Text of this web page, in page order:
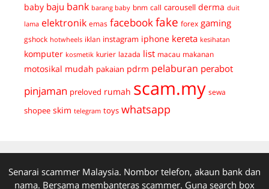
baby baju bank barang baby bnm call carousell derma duit
lama elektronik emas facebookfake forex gaming
gshock hotwheels iklan instagram iphone kereta kesihatan
komputer kosmetik kurier lazada list macau makanan
motosikal mudah pakaian pdrm pelaburan perabot
pinjaman preloved rumah scam.my sewa
shopee skim telegram toys whatsapp
Senarai scammer Malaysia. Nombor telefon, akaun bank dan
nama. Bersama membanteras scammer. Guna search box